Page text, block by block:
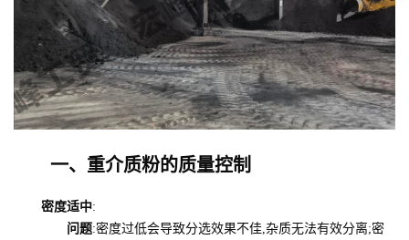
一、重介质粉的质量控制
密度适中:
问题:密度过低会导致分选效果不佳,杂质无法有效分离;密